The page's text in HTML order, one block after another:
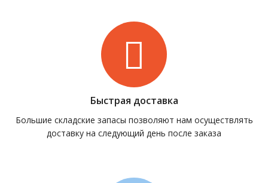
Быстрая доставка
Большие складские запасы позволяют нам осуществлять
доставку на следующий день после заказа